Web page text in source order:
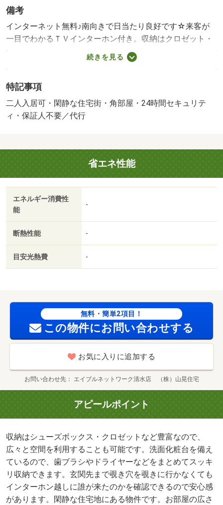
備考
インターネット無料♪南向きで日当たり良好です☆来客が
一目でわかるＴＶインターホン付き。収納はクロゼット・
シューズボックスなど豊富なので、衣類や履き物の整理が
しやすく便利です。入居後、改めて便利に感じるのは独立
りの物件です。おかずや汁物など何品も作りたい人におす
すめな２口コンロを設置しています。隣り合う住戸が片側
にしかないため、お互いの生活音が響きにくい角部屋にな
な時間を過ごしましょう。この物件はバルコニー付きで、
用途に合わせて活用できおすすめです。今なら駐車場に空
きあり、お車をお持ちの方に。・賃貸保証等：加入要（オ
リコフォレントインシュア 初回保証料として、月額集金
金額の５０％必要。月額保証料として集金金額の１．２％
必要。）・維持費等：ライフサポート２，２００円／月・
中停歩３分・ＴＶインターフォンを設置し、セキュリティ
に配慮した物件です。お手入れや収納のしやすい洗面化粧
台が設置されています。暑い日でも寒い日でも、エアコン
続きを見る
特記事項
二人入居可・閑静な住宅街・角部屋・24時間セキュリテ
ィ・保証人不要／代行
省エネ性能
エネルギー消費性
能
-
断熱性能 -
目安光熱費 -
無料・簡単2項目！
この物件にお問い合わせする
お気に入りに追加する
お問い合わせ先 エイブルネットワーク清水店 （株）山晃住宅
アピールポイント
収納はシューズボックス・クロゼットなど豊富なので、
広々と空間を利用することも可能です。洗面化粧台を備え
ているので、歯ブラシやドライヤーなどをまとめてスッキ
リ収納できます。玄関先まで覗き穴を覗きに行かなくても
インターホン越しに誰が来たのかを確認できるので安心感
があります。閑静な住宅地にある物件です。お部屋の広さ